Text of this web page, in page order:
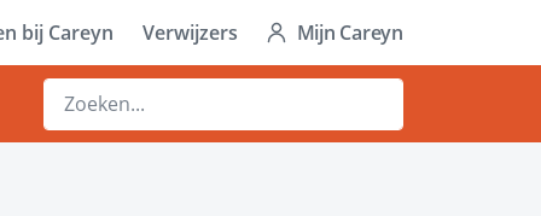
bij Careyn Verwijzers Mijn Careyn